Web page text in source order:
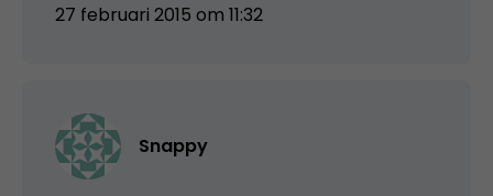
27 februari 2015 om 11:32
Snappy